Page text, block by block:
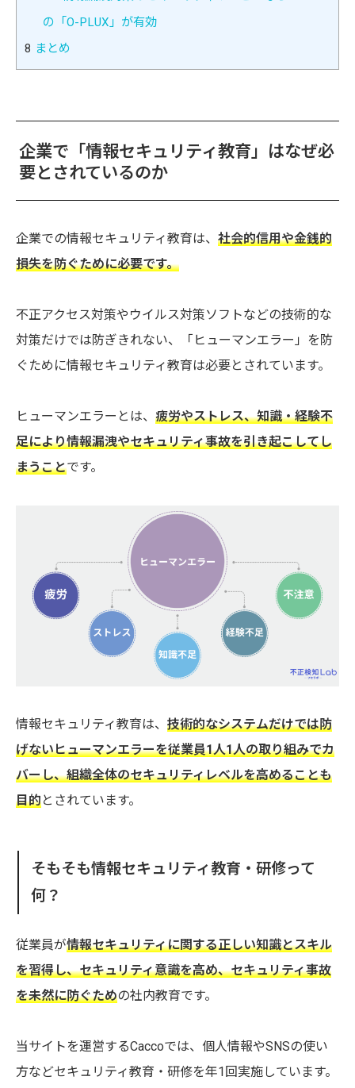
の「O-PLUX」が有効
8 まとめ
企業で「情報セキュリティ教育」はなぜ必
要とされているのか
企業での情報セキュリティ教育は、 社会的信用や金銭的
損失を防ぐために必要です。
不正アクセス対策やウイルス対策ソフトなどの技術的な
対策だけでは防ぎきれない、「ヒューマンエラー」を防
ぐために情報セキュリティ教育は必要とされています。
ヒューマンエラーとは、 疲労やストレス、知識・経験不
足により情報漏洩やセキュリティ事故を引き起こしてし
まうことです。
情報セキュリティ教育は、 技術的なシステムだけでは防
げないヒューマンエラーを従業員1人1人の取り組みでカ
バーし、組織全体のセキュリティレベルを高めることも
目的とされています。
そもそも情報セキュリティ教育・研修って
何？
従業員が情報セキュリティに関する正しい知識とスキル
を習得し、セキュリティ意識を高め、セキュリティ事故
を未然に防ぐための社内教育です。
当サイトを運営するCaccoでは、個人情報やSNSの使い
方などセキュリティ教育・研修を年1回実施しています。